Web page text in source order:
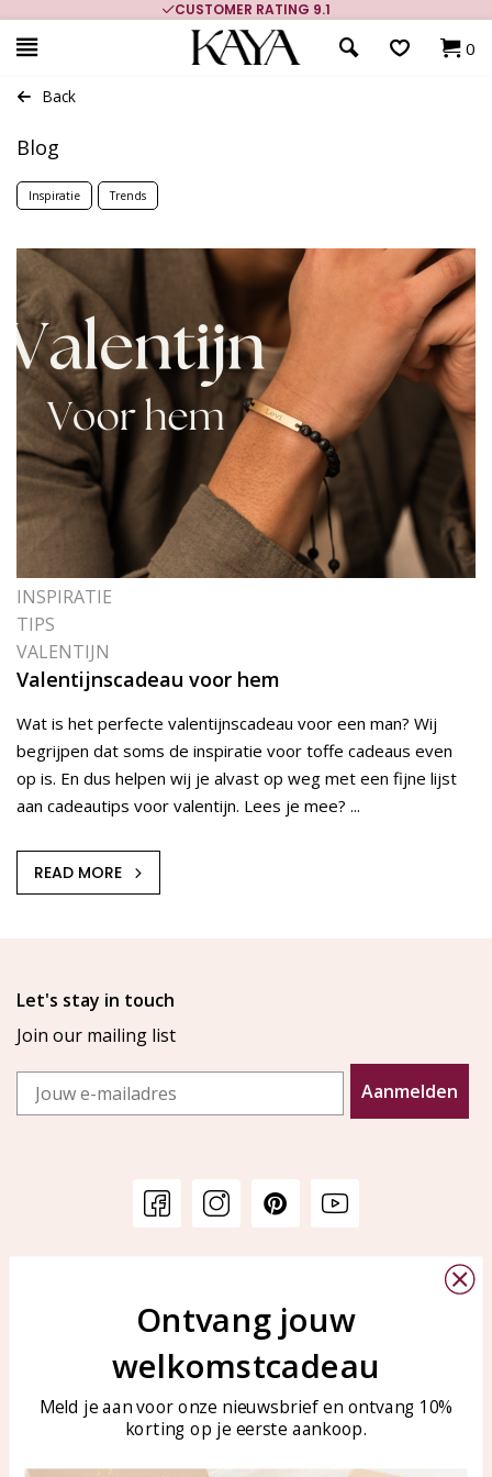
CUSTOMER RATING 9.1
0
Back
Blog
Inspiratie Trends
INSPIRATIE
TIPS
VALENTIJN
Valentijnscadeau voor hem
Wat is het perfecte valentijnscadeau voor een man? Wij
begrijpen dat soms de inspiratie voor toffe cadeaus even
op is. En dus helpen wij je alvast op weg met een fijne lijst
aan cadeautips voor valentijn. Lees je mee? ...
READ MORE
Let's stay in touch
Join our mailing list
Email
Aanmelden
Bellen of WhatsApp Ma-Vr
tussen 09:00-17:00
Tel: 0850003187
klantenservice@kayasierade
Ontvang jouw
welkomstcadeau
Meld je aan voor onze nieuwsbrief en ontvang 10%
korting op je eerste aankoop.